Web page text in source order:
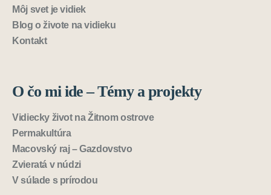
Môj svet je vidiek
Blog o živote na vidieku
Kontakt
O čo mi ide – Témy a projekty
Vidiecky život na Žitnom ostrove
Permakultúra
Macovský raj – Gazdovstvo
Zvieratá v núdzi
V súlade s prírodou